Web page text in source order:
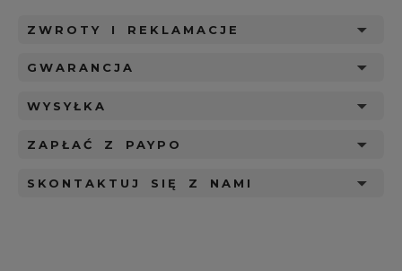
ZWROTY I REKLAMACJE
GWARANCJA
WYSYŁKA
ZAPŁAĆ Z PAYPO
SKONTAKTUJ SIĘ Z NAMI